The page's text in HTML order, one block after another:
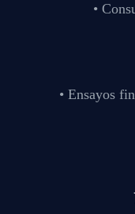
•
• Ensayos